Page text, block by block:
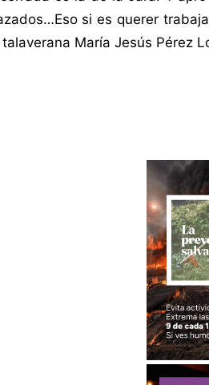
si es querer
María Jesús Pérez